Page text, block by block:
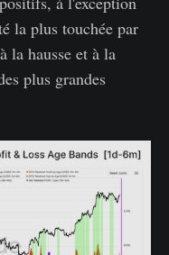
la plus touchée par
la hausse et à la
plus grandes